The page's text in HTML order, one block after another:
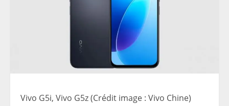
Vivo G5i, Vivo G5z (Crédit image : Vivo Chine)